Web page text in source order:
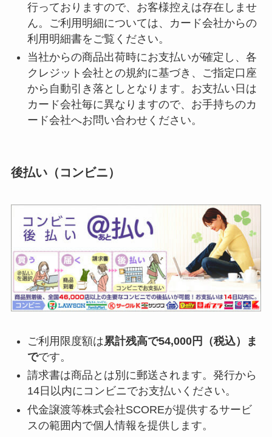
行っておりますので、お客様控えは存在しませ
ん。ご利用明細については、カード会社からの
利用明細書をご覧ください。
当社からの商品出荷時にお支払いが確定し、各
クレジット会社との規約に基づき、ご指定口座
から自動引き落としとなります。お支払い日は
カード会社毎に異なりますので、お手持ちのカ
ード会社へお問い合わせください。
後払い（コンビニ）
ご利用限度額は累計残高で54,000円（税込）ま
でです。
請求書は商品とは別に郵送されます。発行から
14日以内にコンビニでお支払いください。
代金譲渡等株式会社SCOREが提供するサービ
スの範囲内で個人情報を提供します。